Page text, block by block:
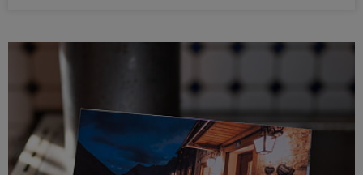
Aufbaukurs Klettern indoor (3 Termine)
München